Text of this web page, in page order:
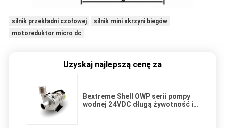
silnik przekładni czołowej
silnik mini skrzyni biegów
motoreduktor micro dc
Uzyskaj najlepszą cenę za
Bextreme Shell OWP serii pompy
wodnej 24VDC długą żywotność i